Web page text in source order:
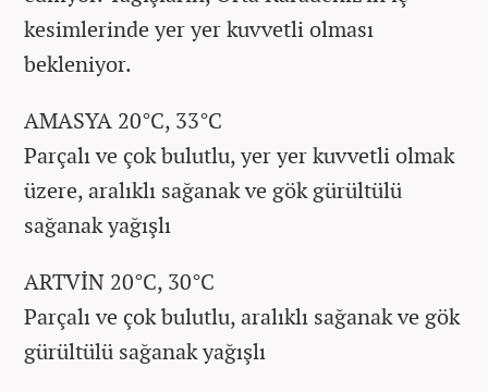
kesimlerinde yer yer kuvvetli olması
bekleniyor.
AMASYA 20°C, 33°C
Parçalı ve çok bulutlu, yer yer kuvvetli olmak
üzere, aralıklı sağanak ve gök gürültülü
sağanak yağışlı
ARTVİN 20°C, 30°C
Parçalı ve çok bulutlu, aralıklı sağanak ve gök
gürültülü sağanak yağışlı